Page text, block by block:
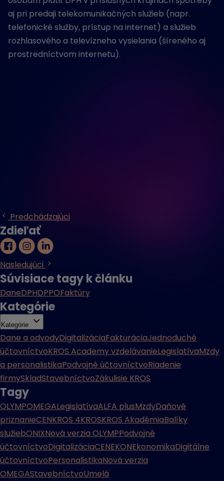
aj pri predaji telekomunikačných služieb (napr.
telefonické služby, prístup na internet) a služieb
rozhlasového a televízneho vysielania (šíreného aj
prostredníctvom internetu).
Predchádzajúci
Zdieľať
Nasledujúci
Súvisiace tagy k článku
DaneDPHDPPOFaktúry
Kategórie
Kategórie
Dane a odvodyDigitalizáciaFakturáciaJednoduché
účtovníctvoKROS Academy vzdelávanieLegislatívaMzdy
a personalistikaPodvojné účtovníctvoRiadenie
firmySkladStavebníctvoZákulisie KROS
Tagy
OLYMPOMEGALegislatívaALFA plusMzdyDaňové
priznanieCENKROS 4KROSKROS AkadémiaBalíky
služiebONIXNová verzia OLYMPPodvojné
účtovníctvoDigitalizáciaCENEKONEkonomikaDigitálne
účtovníctvoPersonalistikaNová verzia
OMEGAStavebníctvoUmelá